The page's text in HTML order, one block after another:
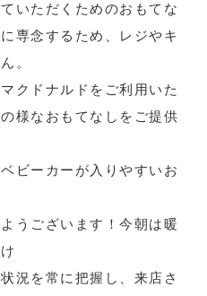
いただくためのおもてな
専念するため、レジやキ
。
クドナルドをご利用いた
様なおもてなしをご提供
ビーカーが入りやすいお
うございます！今朝は暖
況を常に把握し、来店さ